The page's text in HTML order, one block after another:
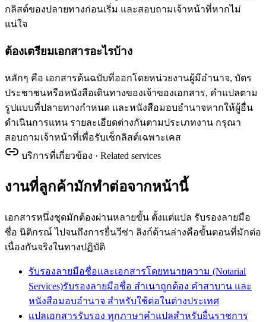
กลิสต์ของปลายทางก่อนเริ่ม และสอบถามเจ้าหน้าที่หากไม่
แน่ใจ
ต้องเตรียมเอกสารอะไรบ้าง
หลักๆ คือ เอกสารต้นฉบับที่ออกโดยหน่วยงานผู้มีอำนาจ, บัตร
ประชาชนหรือหนังสือเดินทางของเจ้าของเอกสาร, คำแปลตาม
รูปแบบที่ปลายทางกำหนด และหนังสือมอบอำนาจหากให้ผู้อื่น
ดำเนินการแทน รายละเอียดต่างกันตามประเภทงาน กรุณา
สอบถามเจ้าหน้าที่เพื่อรับเช็กลิสต์เฉพาะเคส
บริการที่เกี่ยวข้อง · Related services
งานที่ลูกค้ามักทำต่อจากหน้านี้
เอกสารหนึ่งชุดมักต้องผ่านหลายขั้น ตั้งแต่แปล รับรองลายมือ
ชื่อ นิติกรณ์ ไปจนถึงการยื่นวีซ่า ลิงก์ด้านล่างคือขั้นตอนที่มักต่อ
เนื่องกันจริงในทางปฏิบัติ
รับรองลายมือชื่อและเอกสารโดยทนายความ (Notarial
Services)รับรองลายมือชื่อ สำเนาถูกต้อง คำสาบาน และ
หนังสือมอบอำนาจ สำหรับใช้ต่อในต่างประเทศ
แปลเอกสารรับรอง ทุกภาษาคำแปลสำหรับยื่นราชการ